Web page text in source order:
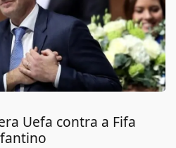
Uefa contra a Fifa